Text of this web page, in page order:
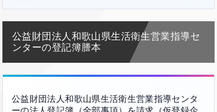
公益財団法人和歌山県生活衛生営業指導セ
ンターの登記簿謄本
公益財団法人和歌山県生活衛生営業指導センタ